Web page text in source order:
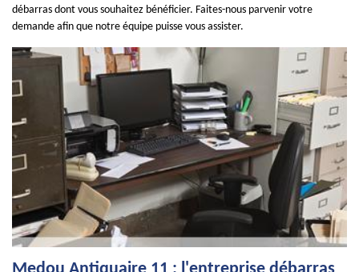
débarras dont vous souhaitez bénéficier. Faites-nous parvenir votre
demande afin que notre équipe puisse vous assister.